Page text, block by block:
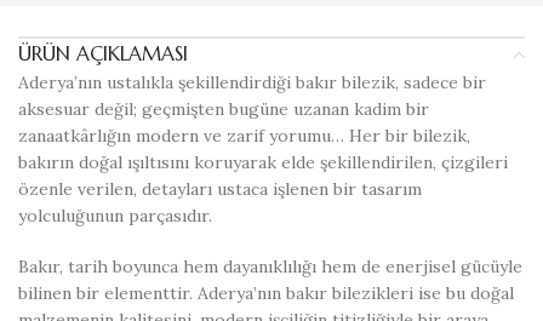
ÜRÜN AÇIKLAMASI
Aderya’nın ustalıkla şekillendirdiği bakır bilezik, sadece bir
aksesuar değil; geçmişten bugüne uzanan kadim bir
zanaatkârlığın modern ve zarif yorumu… Her bir bilezik,
bakırın doğal ışıltısını koruyarak elde şekillendirilen, çizgileri
özenle verilen, detayları ustaca işlenen bir tasarım
yolculuğunun parçasıdır.
Bakır, tarih boyunca hem dayanıklılığı hem de enerjisel gücüyle
bilinen bir elementtir. Aderya’nın bakır bilezikleri ise bu doğal